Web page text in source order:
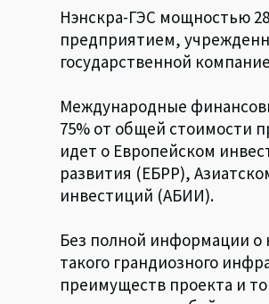
Нэнскра-ГЭС мощностью
предприятием,
государственной
Международные
75% от общей стоимости
идет о Европейском
развития (ЕБРР),
инвестиций (АБИИ).
Без полной информации о
такого грандиозного
преимуществ проекта и